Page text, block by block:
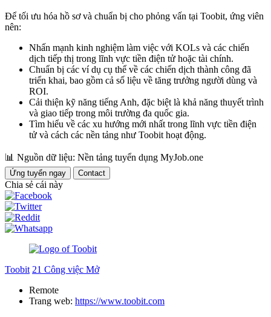
Để tối ưu hóa hồ sơ và chuẩn bị cho phỏng vấn tại Toobit, ứng viên
nên:
Nhấn mạnh kinh nghiệm làm việc với KOLs và các chiến
dịch tiếp thị trong lĩnh vực tiền điện tử hoặc tài chính.
Chuẩn bị các ví dụ cụ thể về các chiến dịch thành công đã
triển khai, bao gồm cả số liệu về tăng trưởng người dùng và
ROI.
Cải thiện kỹ năng tiếng Anh, đặc biệt là khả năng thuyết trình
và giao tiếp trong môi trường đa quốc gia.
Tìm hiểu về các xu hướng mới nhất trong lĩnh vực tiền điện
tử và cách các nền tảng như Toobit hoạt động.
📊 Nguồn dữ liệu: Nền tảng tuyển dụng MyJob.one
Ứng tuyển ngay Contact
Chia sẻ cái này
Toobit 21 Công việc Mở
Remote
Trang web: https://www.toobit.com